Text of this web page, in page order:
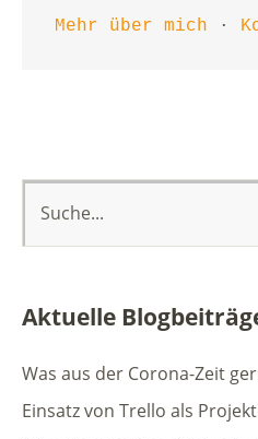
Mehr über mich ·
Aktuelle
Was aus der Corona-Zeit
Einsatz von Trello als